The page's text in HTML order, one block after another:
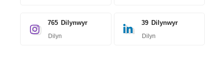
765 Dilynwyr
Dilyn
39 Dilynwyr
Dilyn